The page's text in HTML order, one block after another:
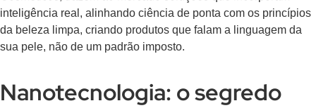
inteligência real, alinhando ciência de ponta com os princípios
da beleza limpa, criando produtos que falam a linguagem da
sua pele, não de um padrão imposto.
Nanotecnologia: o segredo